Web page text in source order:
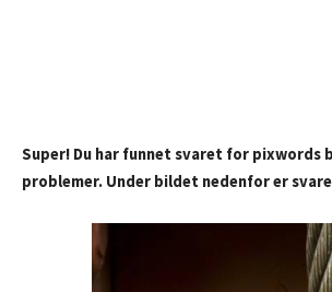
Super! Du har funnet svaret for pixwords
problemer. Under bildet nedenfor er